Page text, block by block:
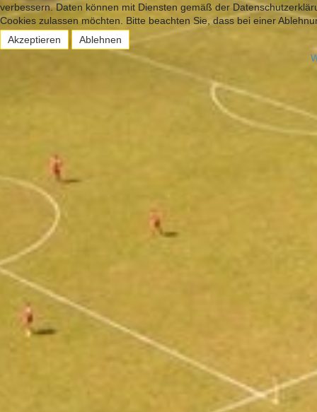
verbessern. Daten können mit Diensten gemäß der
Cookies zulassen möchten. Bitte beachten Sie, dass bei einer
Akzeptieren
Ablehnen